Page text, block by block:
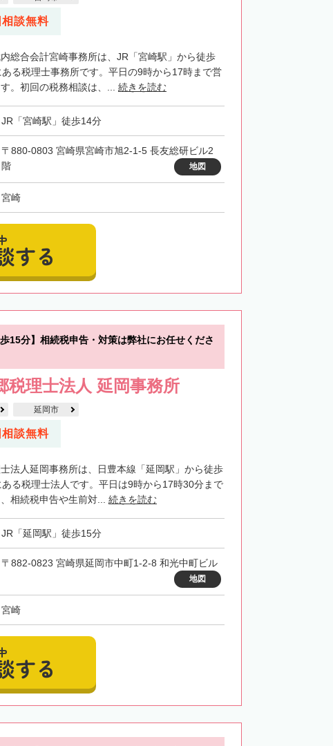
談無料
総合会計宮崎事務所は、JR「宮崎駅」から徒歩
る税理士事務所です。平日の9時から17時まで営
。初回の税務相談は、... 続きを読む
JR「宮崎駅」徒歩14分
〒880-0803 宮崎県宮崎市旭2-1-5 長友総研ビル2
階
地図
宮崎
する
歩15分】相続税申告・対策は弊社にお任せくださ
税理士法人 延岡事務所
延岡市
談無料
法人延岡事務所は、日豊本線「延岡駅」から徒歩
る税理士法人です。平日は9時から17時30分まで
相続税申告や生前対... 続きを読む
JR「延岡駅」徒歩15分
〒882‐0823 宮崎県延岡市中町1-2-8 和光中町ビル
地図
宮崎
する